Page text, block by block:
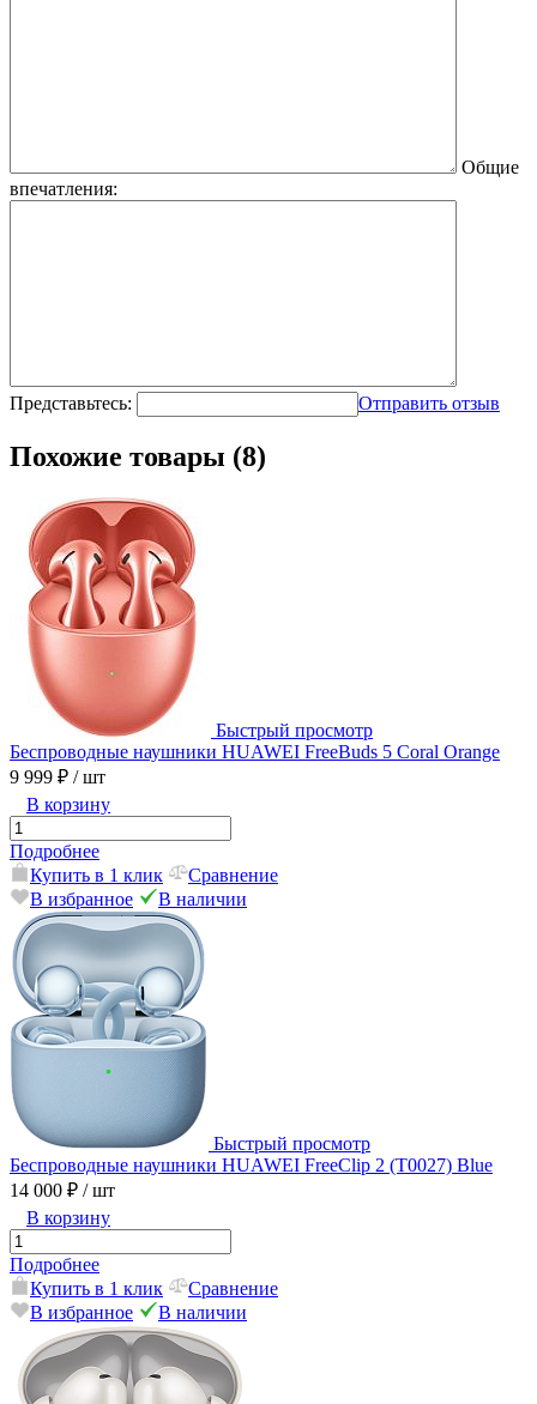
Общие
впечатления:
Представьтесь: Отправить отзыв
Похожие товары (8)
Быстрый просмотр
Беспроводные наушники HUAWEI FreeBuds 5 Coral Orange
9 999 ₽ / шт
В корзину
Подробнее
Купить в 1 клик
Сравнение
В избранное
В наличии
Быстрый просмотр
Беспроводные наушники HUAWEI FreeClip 2 (T0027) Blue
14 000 ₽ / шт
В корзину
Подробнее
Купить в 1 клик
Сравнение
В избранное
В наличии